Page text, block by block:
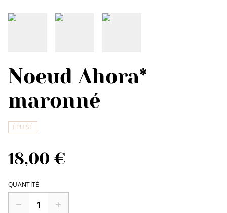
Noeud Ahora*
maronné
ÉPUISÉ
18,00 €
QUANTITÉ